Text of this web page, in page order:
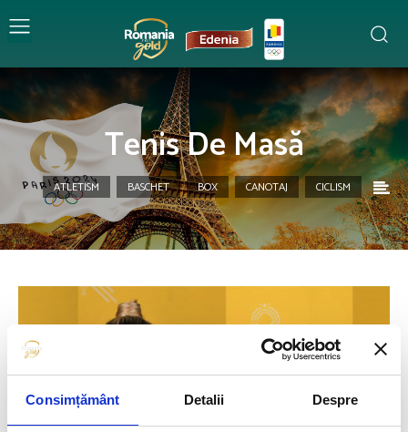
Consimțământ Detalii Despre
Tenis De Masă
ATLETISM BASCHET BOX CANOTAJ CICLISM